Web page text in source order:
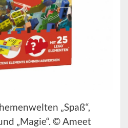
„Spaß“,
„Magie“. © Ameet